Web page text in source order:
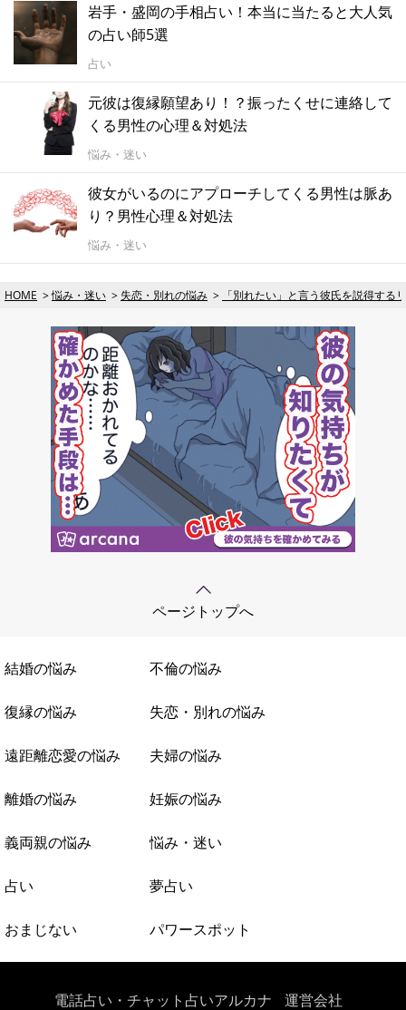
岩手・盛岡の手相占い！本当に当たると大人気
の占い師5選
占い
元彼は復縁願望あり！？振ったくせに連絡して
くる男性の心理＆対処法
悩み・迷い
彼女がいるのにアプローチしてくる男性は脈あ
り？男性心理＆対処法
悩み・迷い
HOME 悩み・迷い 失恋・別れの悩み 「別れたい」と言う彼氏を説得する
ページトップへ
結婚の悩み 不倫の悩み
復縁の悩み 失恋・別れの悩み
遠距離恋愛の悩み 夫婦の悩み
離婚の悩み 妊娠の悩み
義両親の悩み 悩み・迷い
占い 夢占い
おまじない パワースポット
電話占い・チャット占いアルカナ 運営会社